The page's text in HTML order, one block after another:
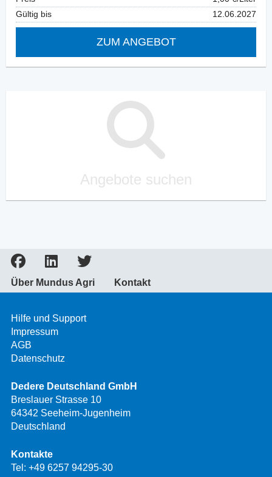
Gültig bis
12.06.2027
ZUM ANGEBOT
Angebote suchen
Über Mundus Agri Kontakt
Hilfe und Support
Impressum
AGB
Datenschutz
Dedere Deutschland GmbH
Breslauer Strasse 10
64342 Seeheim-Jugenheim
Deutschland
Kontakte
Tel: +49 6257 94295-30